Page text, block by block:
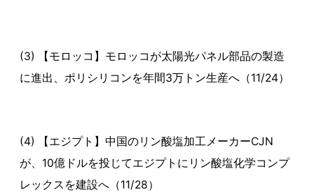
(3) 【モロッコ】モロッコが太陽光パネル部品の製造
に進出、ポリシリコンを年間3万トン生産へ（11/24）
(4) 【エジプト】中国のリン酸塩加工メーカーCJN
が、10億ドルを投じてエジプトにリン酸塩化学コンプ
レックスを建設へ（11/28）